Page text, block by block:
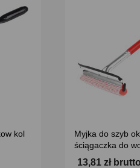
kol
Myjka do szyb
ściągaczka do
13,81 zł brutto